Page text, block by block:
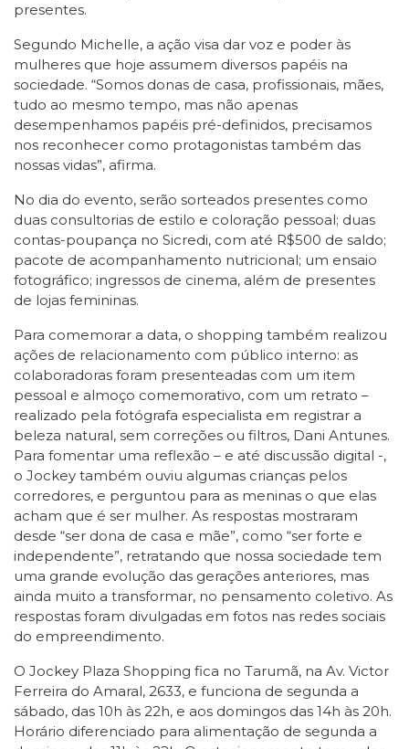
presentes.
Segundo Michelle, a ação visa dar voz e poder às
mulheres que hoje assumem diversos papéis na
sociedade. “Somos donas de casa, profissionais, mães,
tudo ao mesmo tempo, mas não apenas
desempenhamos papéis pré-definidos, precisamos
nos reconhecer como protagonistas também das
nossas vidas”, afirma.
No dia do evento, serão sorteados presentes como
duas consultorias de estilo e coloração pessoal; duas
contas-poupança no Sicredi, com até R$500 de saldo;
pacote de acompanhamento nutricional; um ensaio
fotográfico; ingressos de cinema, além de presentes
de lojas femininas.
Para comemorar a data, o shopping também realizou
ações de relacionamento com público interno: as
colaboradoras foram presenteadas com um item
pessoal e almoço comemorativo, com um retrato –
realizado pela fotógrafa especialista em registrar a
beleza natural, sem correções ou filtros, Dani Antunes.
Para fomentar uma reflexão – e até discussão digital -,
o Jockey também ouviu algumas crianças pelos
corredores, e perguntou para as meninas o que elas
acham que é ser mulher. As respostas mostraram
desde “ser dona de casa e mãe”, como “ser forte e
independente”, retratando que nossa sociedade tem
uma grande evolução das gerações anteriores, mas
ainda muito a transformar, no pensamento coletivo. As
respostas foram divulgadas em fotos nas redes sociais
do empreendimento.
O Jockey Plaza Shopping fica no Tarumã, na Av. Victor
Ferreira do Amaral, 2633, e funciona de segunda a
sábado, das 10h às 22h, e aos domingos das 14h às 20h.
Horário diferenciado para alimentação de segunda a